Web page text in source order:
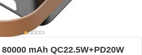
mAh QC22.5W+PD20W